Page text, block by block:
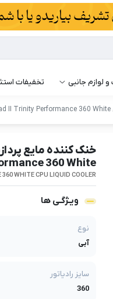
لوازم جانبی تخفیفات
360 White
WHITE CPU LIQUID COOLER
ویـژگـی ها
نوع
آبی
سایز رادیاتور
360